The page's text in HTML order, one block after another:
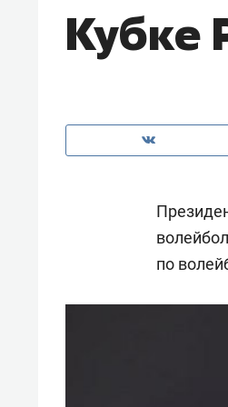
Кубке
по
чем